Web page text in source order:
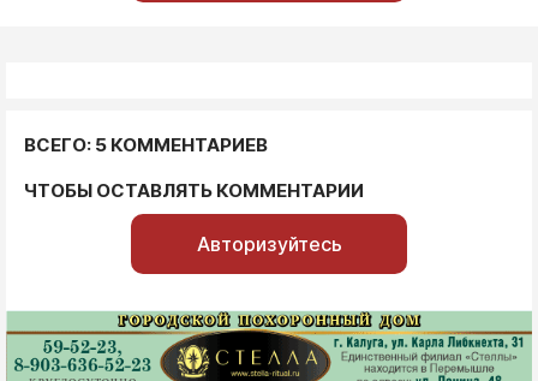
ВСЕГО: 5 КОММЕНТАРИЕВ
ЧТОБЫ ОСТАВЛЯТЬ КОММЕНТАРИИ
Авторизуйтесь